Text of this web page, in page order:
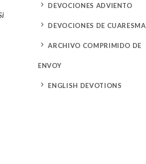
5 DEVOCIONES ADVIENTO
5 DEVOCIONES DE CUARESMA
5 ARCHIVO COMPRIMIDO DE
ENVOY
5 ENGLISH DEVOTIONS